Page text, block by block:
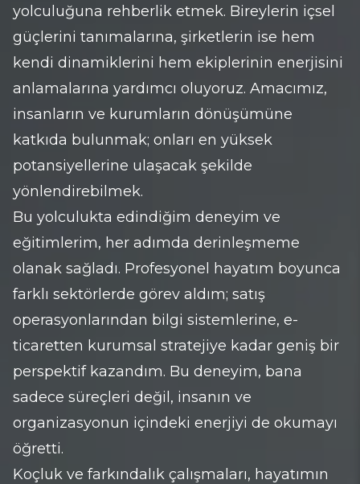
yolculuğuna rehberlik etmek. Bireylerin içsel
güçlerini tanımalarına, şirketlerin ise hem
kendi dinamiklerini hem ekiplerinin enerjisini
anlamalarına yardımcı oluyoruz. Amacımız,
insanların ve kurumların dönüşümüne
katkıda bulunmak; onları en yüksek
potansiyellerine ulaşacak şekilde
yönlendirebilmek.
Bu yolculukta edindiğim deneyim ve
eğitimlerim, her adımda derinleşmeme
olanak sağladı. Profesyonel hayatım boyunca
farklı sektörlerde görev aldım; satış
operasyonlarından bilgi sistemlerine, e-
ticaretten kurumsal stratejiye kadar geniş bir
perspektif kazandım. Bu deneyim, bana
sadece süreçleri değil, insanın ve
organizasyonun içindeki enerjiyi de okumayı
öğretti.
Koçluk ve farkındalık çalışmaları, hayatımın